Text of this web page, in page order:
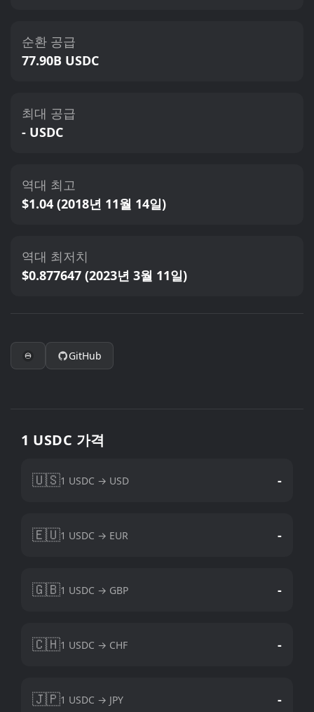
순환 공급
77.90B USDC
최대 공급
- USDC
역대 최고
$1.04 (2018년 11월 14일)
역대 최저치
$0.877647 (2023년 3월 11일)
GitHub
1 USDC 가격
🇺🇸1 USDC → USD -
🇪🇺1 USDC → EUR -
🇬🇧1 USDC → GBP -
🇨🇭1 USDC → CHF -
🇯🇵1 USDC → JPY -